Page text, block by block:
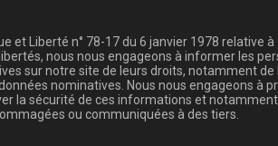
et Liberté n° 78-17 du 6 janvier 1978 relative à
nous nous engageons à informer les
sur notre site de leurs droits, notamment de
nominatives. Nous nous engageons à
la sécurité de ces informations et
ou communiquées à des tiers.